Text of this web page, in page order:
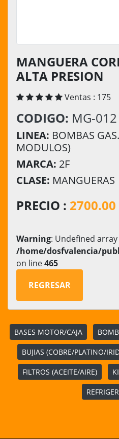
MANGUERA
ALTA PRESION
Ventas : 175
CODIGO: MG-012
LINEA: BOMBAS
MODULOS)
MARCA: 2F
CLASE: MANGUERAS
PRECIO : 2700.00
Warning: Undefined
/home/dosfvalencia/
on line465
REGRESAR
BASES MOTOR/CAJA
BUJIAS (COBRE/PLATINO/
FILTROS (ACEITE/AIRE)